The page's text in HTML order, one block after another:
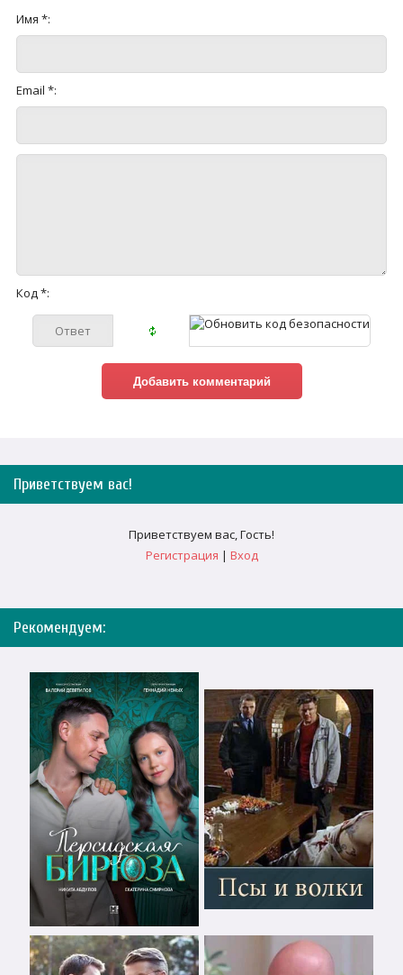
Имя *:
Email *:
Код *:
Приветствуем вас!
Приветствуем вас,Гость!
Регистрация | Вход
Рекомендуем: